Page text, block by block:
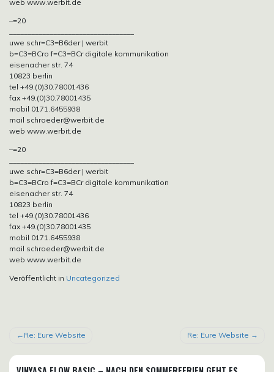
web www.werbit.de
–=20
uwe schr=C3=B6der | werbit
b=C3=BCro f=C3=BCr digitale kommunikation
eisenacher str. 74
10823 berlin
tel +49.(0)30.78001436
fax +49.(0)30.78001435
mobil 0171.6455938
mail schroeder@werbit.de
web www.werbit.de
–=20
uwe schr=C3=B6der | werbit
b=C3=BCro f=C3=BCr digitale kommunikation
eisenacher str. 74
10823 berlin
tel +49.(0)30.78001436
fax +49.(0)30.78001435
mobil 0171.6455938
mail schroeder@werbit.de
web www.werbit.de
Veröffentlicht in Uncategorized
BEITRAGSNAVIGATION
Re: Eure Website Re: Eure Website